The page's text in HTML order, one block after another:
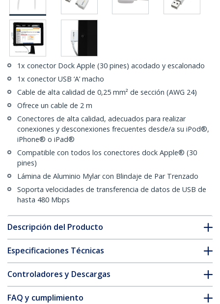
1x conector Dock Apple (30 pines) acodado y escalonado
1x conector USB ‘A’ macho
Cable de alta calidad de 0,25 mm² de sección (AWG 24)
Ofrece un cable de 2 m
Conectores de alta calidad, adecuados para realizar
conexiones y desconexiones frecuentes desde/a su iPod®,
iPhone® o iPad®
Compatible con todos los conectores dock Apple® (30
pines)
Lámina de Aluminio Mylar con Blindaje de Par Trenzado
Soporta velocidades de transferencia de datos de USB de
hasta 480 Mbps
Descripción del Producto
Especificaciones Técnicas
Controladores y Descargas
FAQ y cumplimiento